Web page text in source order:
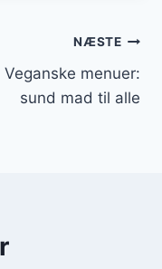
NÆSTE
Veganske menuer:
sund mad til alle